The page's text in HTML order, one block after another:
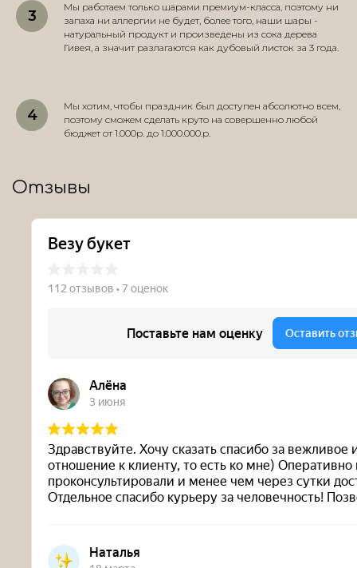
Мы работаем только шарами премиум-класса, поэтому ни
запаха ни аллергии не будет, более того, наши шары -
натуральный продукт и произведены из сока дерева
Гивея, а значит разлагаются как дубовый листок за 3 года.
Мы хотим, чтобы праздник был доступен абсолютно всем,
поэтому сможем сделать круто на совершенно любой
бюджет от 1.000р. до 1.000.000.р.
Отзывы